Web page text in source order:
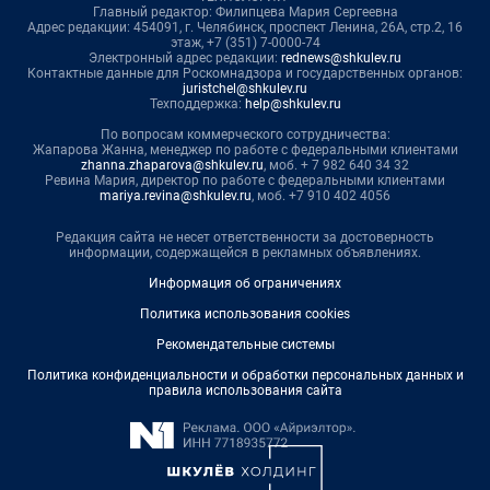
Главный редактор: Филипцева Мария Сергеевна
Адрес редакции: 454091, г. Челябинск, проспект Ленина, 26А, стр.2, 16
этаж, +7 (351) 7-0000-74
Электронный адрес редакции: rednews@shkulev.ru
Контактные данные для Роскомнадзора и государственных органов:
juristchel@shkulev.ru
Техподдержка: help@shkulev.ru
По вопросам коммерческого сотрудничества:
Жапарова Жанна, менеджер по работе с федеральными клиентами
zhanna.zhaparova@shkulev.ru, моб. + 7 982 640 34 32
Ревина Мария, директор по работе с федеральными клиентами
mariya.revina@shkulev.ru, моб. +7 910 402 4056
Редакция сайта не несет ответственности за достоверность
информации, содержащейся в рекламных объявлениях.
Информация об ограничениях
Политика использования cookies
Рекомендательные системы
Политика конфиденциальности и обработки персональных данных и
правила использования сайта